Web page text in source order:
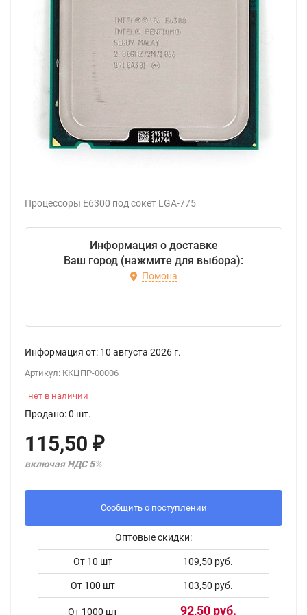
Процессоры Е6300 под сокет LGA-775
Информация о доставке
Ваш город (нажмите для выбора):
Помона
Информация от: 10 августа 2026 г.
Артикул: ККЦПР-00006
нет в наличии
Продано: 0 шт.
115,50 ₽
включая НДС 5%
Сообщить о поступлении
Оптовые скидки:
От 10 шт 109,50 руб.
От 100 шт 103,50 руб.
От 1000 шт 92,50 руб.